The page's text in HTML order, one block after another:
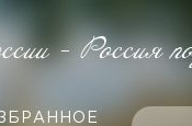
- Россия